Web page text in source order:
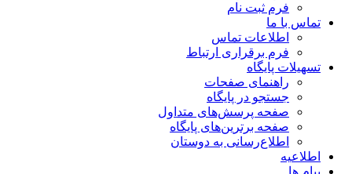
فرم ثبت نام
تماس با ما
اطلاعات تماس
فرم برقراری ارتباط
تسهیلات پایگاه
راهنمای صفحات
جستجو در پایگاه
صفحه پرسش‌های متداول
صفحه برترین‌های پایگاه
اطلاع‌رسانی به دوستان
اطلاعیه
پیام ها